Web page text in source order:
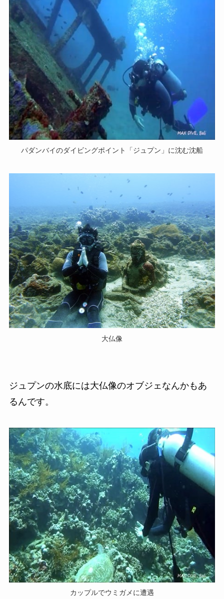
パダンバイのダイビングポイント「ジュプン」に沈む沈船
大仏像
ジュプンの水底には大仏像のオブジェなんかもあ
るんです。
カップルでウミガメに遭遇